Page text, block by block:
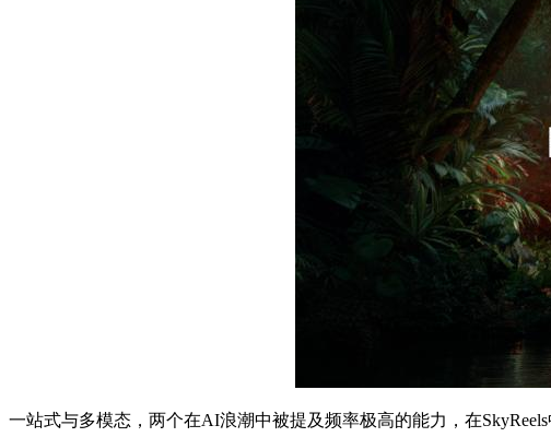
一站式与多模态，两个在AI浪潮中被提及频率极高的能力，在